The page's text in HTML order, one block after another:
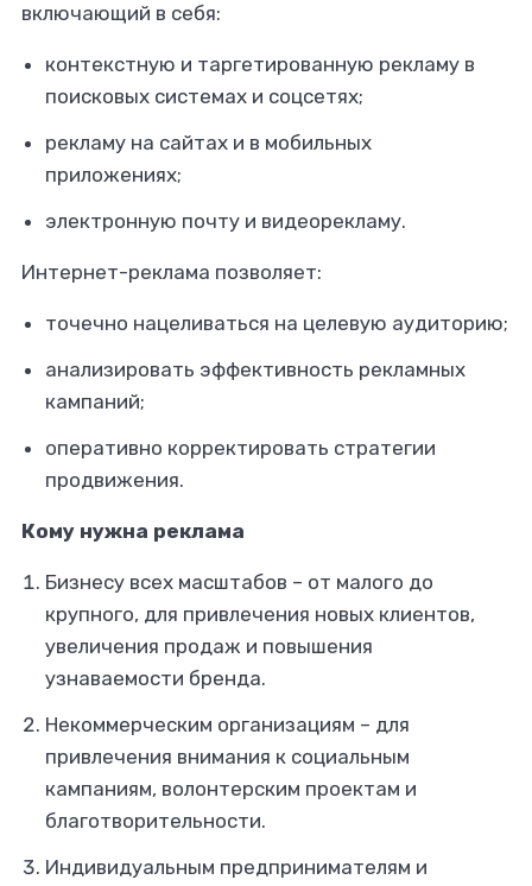
включающий в себя:
контекстную и таргетированную рекламу в
поисковых системах и соцсетях;
рекламу на сайтах и в мобильных
приложениях;
электронную почту и видеорекламу.
Интернет-реклама позволяет:
точечно нацеливаться на целевую аудиторию;
анализировать эффективность рекламных
кампаний;
оперативно корректировать стратегии
продвижения.
Кому нужна реклама
Бизнесу всех масштабов – от малого до
крупного, для привлечения новых клиентов,
увеличения продаж и повышения
узнаваемости бренда.
Некоммерческим организациям – для
привлечения внимания к социальным
кампаниям, волонтерским проектам и
благотворительности.
Индивидуальным предпринимателям и